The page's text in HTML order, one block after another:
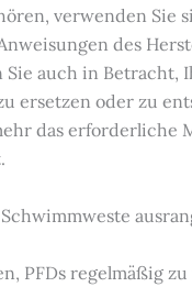
verwenden Sie
des
Sie auch in Betracht,
ersetzen oder zu
das erforderliche
PFDs regelmäßig